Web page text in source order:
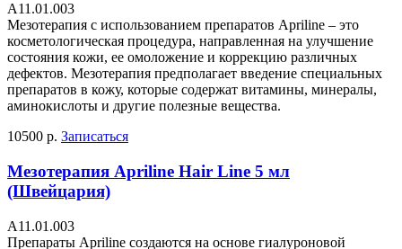
А11.01.003
Мезотерапия с использованием препаратов Apriline – это
косметологическая процедура, направленная на улучшение
состояния кожи, ее омоложение и коррекцию различных
дефектов. Мезотерапия предполагает введение специальных
препаратов в кожу, которые содержат витамины, минералы,
аминокислоты и другие полезные вещества.
10500 р. Записаться
Мезотерапия Apriline Hair Line 5 мл
(Швейцария)
А11.01.003
Препараты Apriline создаются на основе гиалуроновой